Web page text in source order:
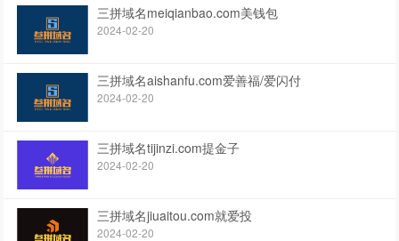
三拼域名meiqianbao.com美钱包
2024-02-20
三拼域名aishanfu.com爱善福/爱闪付
2024-02-20
三拼域名tijinzi.com提金子
2024-02-20
三拼域名jiuaitou.com就爱投
2024-02-20